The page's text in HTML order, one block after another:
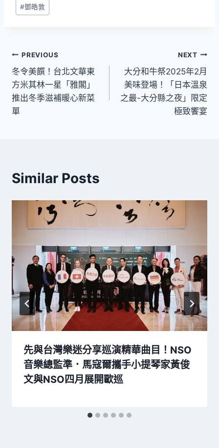
#鄧皓敦
文
章
導
覽
PREVIOUS
冬令美饌！台北文華東
方米其林一星「雅閣」
推出冬季滋補暖心新菜
單
NEXT
大分和牛祭2025年2月
美味登場！「日本溫泉
之最-大分縣之夜」限定
極致饗宴
Similar Posts
先與台灣樂迷分享巡演精華曲目！NSO
音樂總監準．馬寇爾攜手小提琴家黃俊
文與NSO四月展開歐巡